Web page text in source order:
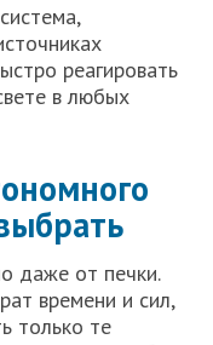
реагировать
в любых
даже от печки.
времени и сил,
только те